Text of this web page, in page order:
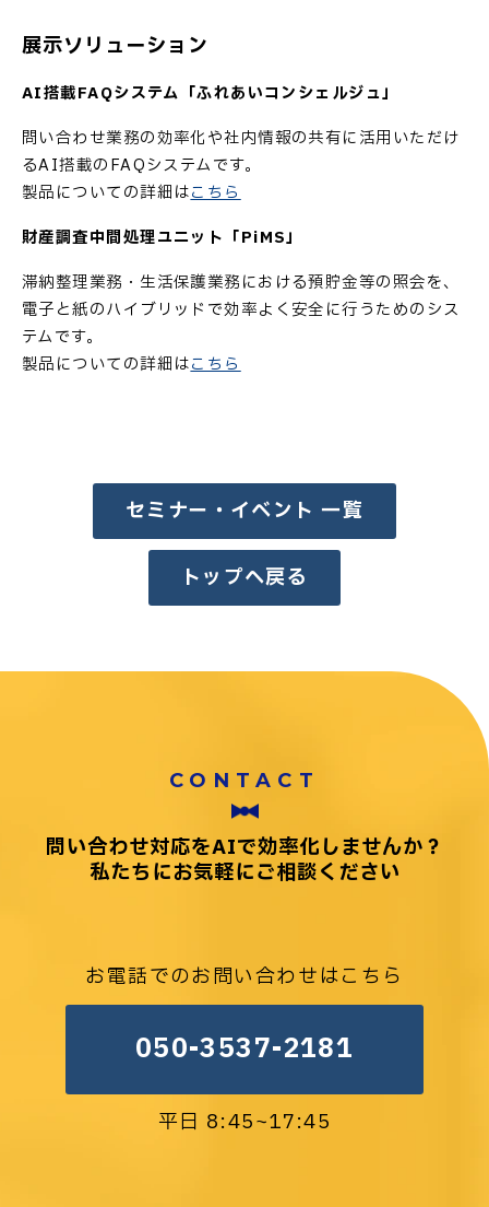
展示ソリューション
AI搭載FAQシステム「ふれあいコンシェルジュ」
問い合わせ業務の効率化や社内情報の共有に活用いただけ
るAI搭載のFAQシステムです。
製品についての詳細はこちら
財産調査中間処理ユニット「PiMS」
滞納整理業務・生活保護業務における預貯金等の照会を、
電子と紙のハイブリッドで効率よく安全に行うためのシス
テムです。
製品についての詳細はこちら
セミナー・イベント 一覧
トップへ戻る
CONTACT
問い合わせ対応をAIで効率化しませんか？
私たちにお気軽にご相談ください
お電話でのお問い合わせはこちら
050-3537-2181
平日 8:45~17:45